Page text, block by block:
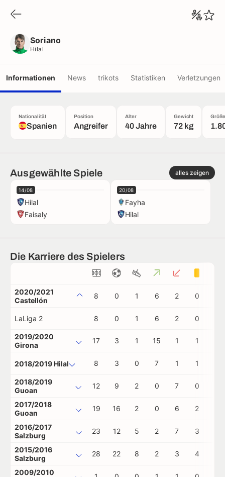
Soriano
Hilal
Informationen News trikots Statistiken Verletzungen
Nationalität
Spanien
Position
Angreifer
Alter
40 Jahre
Gewicht
72 kg
Größe
Ausgewählte Spiele alles zeigen
14/08
Hilal
Faisaly
20/08
Fayha
Hilal
Die Karriere des Spielers
2020/2021
Castellón
8 0 1 6 2 0
LaLiga 2 8 0 1 6 2 0
2019/2020
Girona
17 3 1 15 1 1
2018/2019 Hilal 8 3 0 7 1 1
2018/2019
Guoan
12 9 2 0 7 0
2017/2018
Guoan
19 16 2 0 6 2
2016/2017
Salzburg
23 12 5 2 7 3
2015/2016
Salzburg
28 22 8 2 3 4
2009/2010